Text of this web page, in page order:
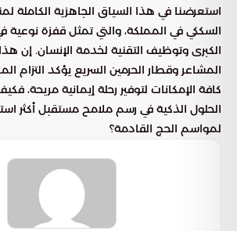
استعرضنا في هذا السياق الجاهزية الكاملة
السككي في المملكة، والتي تمثل قفزة نوعية
الكبرى وتوظيف التقنية لخدمة الإنسان. إن
المشاعر وقطار الحرمين السريع يؤكد التزام
كافة الإمكانات لتوفير رحلة إيمانية مريحة،
الحلول الذكية في رسم ملامح مستقبل أكثر
لمواسم الحج القادمة؟